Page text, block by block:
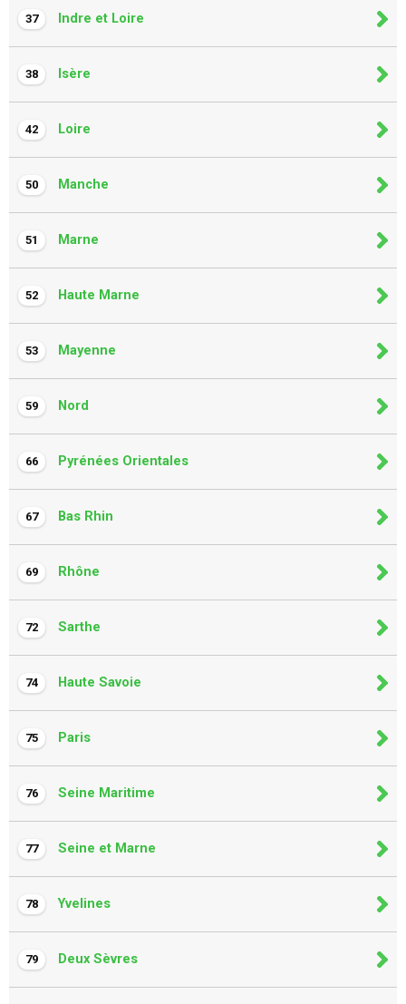
37 Indre et Loire
38 Isère
42 Loire
50 Manche
51 Marne
52 Haute Marne
53 Mayenne
59 Nord
66 Pyrénées Orientales
67 Bas Rhin
69 Rhône
72 Sarthe
74 Haute Savoie
75 Paris
76 Seine Maritime
77 Seine et Marne
78 Yvelines
79 Deux Sèvres